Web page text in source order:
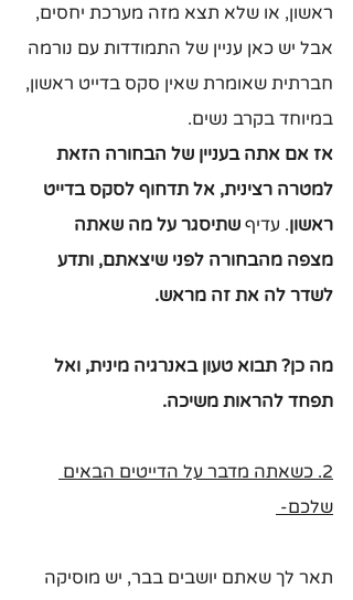
ראשון, או שלא תצא מזה מערכת יחסים,
אבל יש כאן עניין של התמודדות עם נורמה
חברתית שאומרת שאין סקס בדייט ראשון,
במיוחד בקרב נשים.
אז אם אתה בעניין של הבחורה הזאת
למטרה רצינית, אל תדחוף לסקס בדייט
ראשון. עדיף שתיסגר על מה שאתה
מצפה מהבחורה לפני שיצאתם, ותדע
לשדר לה את זה מראש.
מה כן? תבוא טעון באנרגיה מינית, ואל
תפחד להראות משיכה.
2. כשאתה מדבר על הדייטים הבאים
שלכם-
תאר לך שאתם יושבים בבר, יש מוסיקה